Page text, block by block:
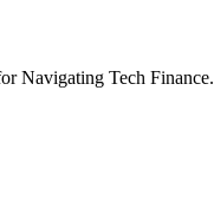
Navigating Tech Finance.